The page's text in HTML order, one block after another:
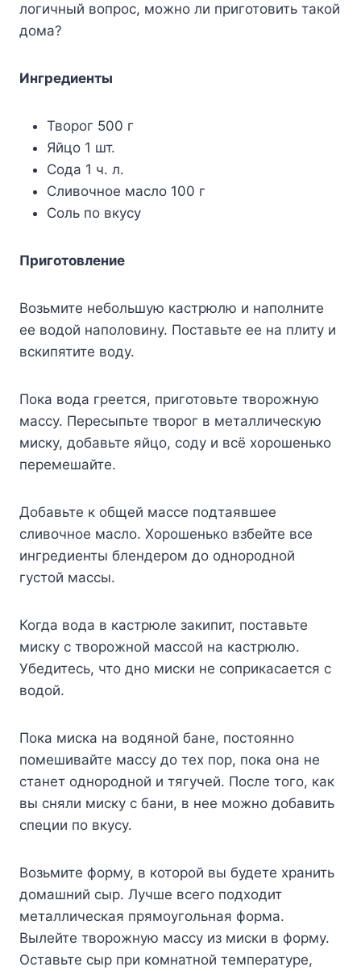
логичный вопрос, можно ли приготовить такой
дома?
Ингредиенты
Творог 500 г
Яйцо 1 шт.
Сода 1 ч. л.
Сливочное масло 100 г
Соль по вкусу
Приготовление
Возьмите небольшую кастрюлю и наполните
ее водой наполовину. Поставьте ее на плиту и
вскипятите воду.
Пока вода греется, приготовьте творожную
массу. Пересыпьте творог в металлическую
миску, добавьте яйцо, соду и всё хорошенько
перемешайте.
Добавьте к общей массе подтаявшее
сливочное масло. Хорошенько взбейте все
ингредиенты блендером до однородной
густой массы.
Когда вода в кастрюле закипит, поставьте
миску с творожной массой на кастрюлю.
Убедитесь, что дно миски не соприкасается с
водой.
Пока миска на водяной бане, постоянно
помешивайте массу до тех пор, пока она не
станет однородной и тягучей. После того, как
вы сняли миску с бани, в нее можно добавить
специи по вкусу.
Возьмите форму, в которой вы будете хранить
домашний сыр. Лучше всего подходит
металлическая прямоугольная форма.
Вылейте творожную массу из миски в форму.
Оставьте сыр при комнатной температуре,